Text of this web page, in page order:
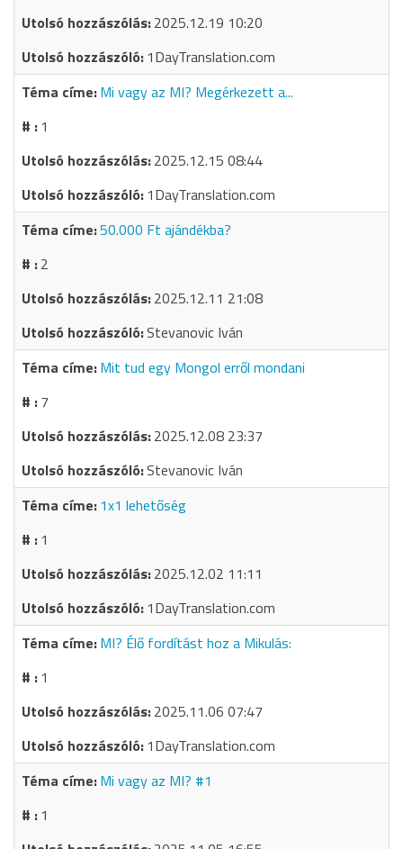
2025.12.19 10:20
1DayTranslation.com
Mi vagy az MI? Megérkezett a...
1
2025.12.15 08:44
1DayTranslation.com
50.000 Ft ajándékba?
2
2025.12.11 21:08
Stevanovic Iván
Mit tud egy Mongol erről mondani
7
2025.12.08 23:37
Stevanovic Iván
1x1 lehetőség
1
2025.12.02 11:11
1DayTranslation.com
MI? Élő fordítást hoz a Mikulás:
1
2025.11.06 07:47
1DayTranslation.com
Mi vagy az MI? #1
1